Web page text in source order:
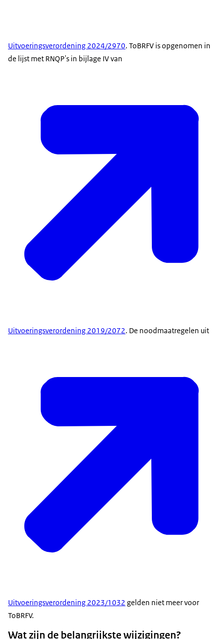
Uitvoeringsverordening 2024/2970. ToBRFV is opgenomen in
de lijst met RNQP's in bijlage IV van
Uitvoeringsverordening 2019/2072. De noodmaatregelen uit
Uitvoeringsverordening 2023/1032 gelden niet meer voor
ToBRFV.
Wat zijn de belangrijkste wijzigingen?